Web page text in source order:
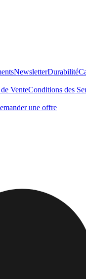
NewsletterDurabilité
VenteConditions des
une offre